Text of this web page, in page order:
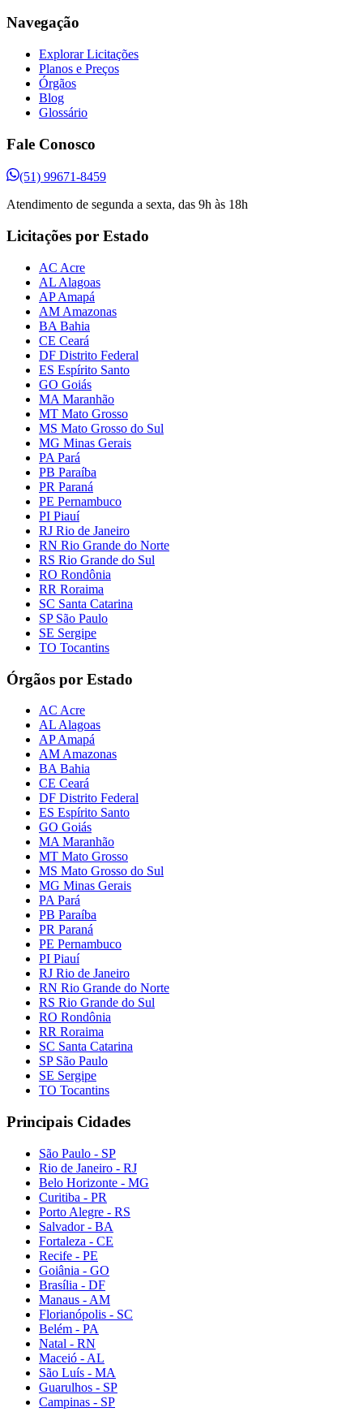
Navegação
Explorar Licitações
Planos e Preços
Órgãos
Blog
Glossário
Fale Conosco
(51) 99671-8459
Atendimento de segunda a sexta, das 9h às 18h
Licitações por Estado
AC Acre
AL Alagoas
AP Amapá
AM Amazonas
BA Bahia
CE Ceará
DF Distrito Federal
ES Espírito Santo
GO Goiás
MA Maranhão
MT Mato Grosso
MS Mato Grosso do Sul
MG Minas Gerais
PA Pará
PB Paraíba
PR Paraná
PE Pernambuco
PI Piauí
RJ Rio de Janeiro
RN Rio Grande do Norte
RS Rio Grande do Sul
RO Rondônia
RR Roraima
SC Santa Catarina
SP São Paulo
SE Sergipe
TO Tocantins
Órgãos por Estado
AC Acre
AL Alagoas
AP Amapá
AM Amazonas
BA Bahia
CE Ceará
DF Distrito Federal
ES Espírito Santo
GO Goiás
MA Maranhão
MT Mato Grosso
MS Mato Grosso do Sul
MG Minas Gerais
PA Pará
PB Paraíba
PR Paraná
PE Pernambuco
PI Piauí
RJ Rio de Janeiro
RN Rio Grande do Norte
RS Rio Grande do Sul
RO Rondônia
RR Roraima
SC Santa Catarina
SP São Paulo
SE Sergipe
TO Tocantins
Principais Cidades
São Paulo - SP
Rio de Janeiro - RJ
Belo Horizonte - MG
Curitiba - PR
Porto Alegre - RS
Salvador - BA
Fortaleza - CE
Recife - PE
Goiânia - GO
Brasília - DF
Manaus - AM
Florianópolis - SC
Belém - PA
Natal - RN
Maceió - AL
São Luís - MA
Guarulhos - SP
Campinas - SP